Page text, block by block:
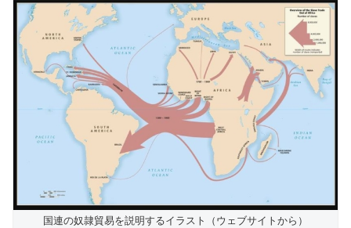
国連の奴隷貿易を説明するイラスト（ウェブサイトから）